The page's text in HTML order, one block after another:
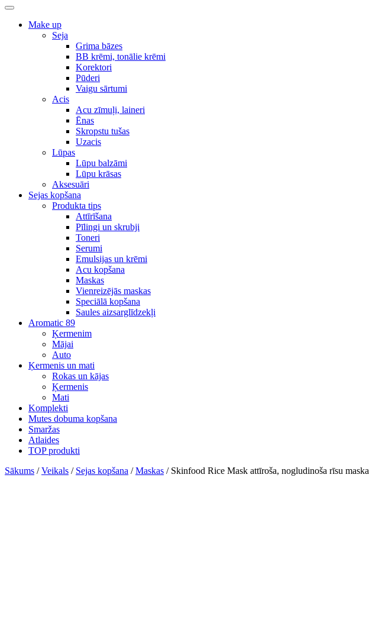
Make up
Seja
Grima bāzes
BB krēmi, tonālie krēmi
Korektori
Pūderi
Vaigu sārtumi
Acis
Acu zīmuļi, laineri
Ēnas
Skropstu tušas
Uzacis
Lūpas
Lūpu balzāmi
Lūpu krāsas
Aksesuāri
Sejas kopšana
Produkta tips
Attīrīšana
Pīlingi un skrubji
Toneri
Serumi
Emulsijas un krēmi
Acu kopšana
Maskas
Vienreizējās maskas
Speciālā kopšana
Saules aizsarglīdzekļi
Aromatic 89
Ķermenim
Mājai
Auto
Ķermenis un mati
Rokas un kājas
Ķermenis
Mati
Komplekti
Mutes dobuma kopšana
Smaržas
Atlaides
TOP produkti
Sākums /Veikals / Sejas kopšana /Maskas / Skinfood Rice Mask attīroša, nogludinoša rīsu maska